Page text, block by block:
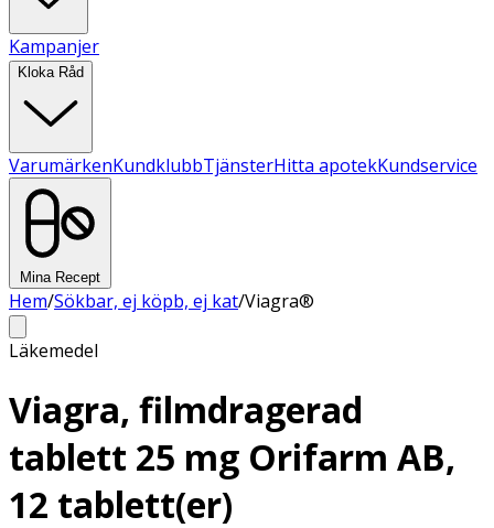
Kampanjer
Kloka Råd
VarumärkenKundklubbTjänsterHitta apotekKundservice
Mina Recept
Hem/Sökbar, ej köpb, ej kat/Viagra®
Läkemedel
Viagra, filmdragerad
tablett 25 mg Orifarm AB,
12 tablett(er)